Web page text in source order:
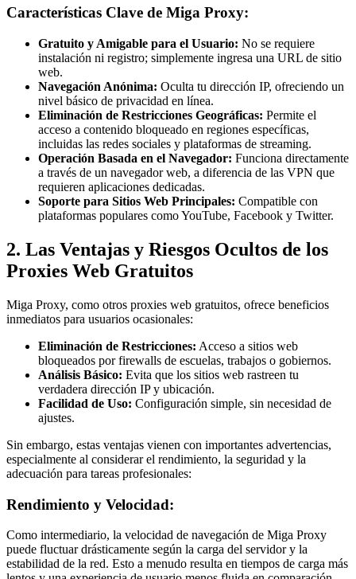
Características Clave de Miga Proxy:
Gratuito y Amigable para el Usuario: No se requiere
instalación ni registro; simplemente ingresa una URL de sitio
web.
Navegación Anónima: Oculta tu dirección IP, ofreciendo un
nivel básico de privacidad en línea.
Eliminación de Restricciones Geográficas: Permite el
acceso a contenido bloqueado en regiones específicas,
incluidas las redes sociales y plataformas de streaming.
Operación Basada en el Navegador: Funciona directamente
a través de un navegador web, a diferencia de las VPN que
requieren aplicaciones dedicadas.
Soporte para Sitios Web Principales: Compatible con
plataformas populares como YouTube, Facebook y Twitter.
2. Las Ventajas y Riesgos Ocultos de los
Proxies Web Gratuitos
Miga Proxy, como otros proxies web gratuitos, ofrece beneficios
inmediatos para usuarios ocasionales:
Eliminación de Restricciones: Acceso a sitios web
bloqueados por firewalls de escuelas, trabajos o gobiernos.
Análisis Básico: Evita que los sitios web rastreen tu
verdadera dirección IP y ubicación.
Facilidad de Uso: Configuración simple, sin necesidad de
ajustes.
Sin embargo, estas ventajas vienen con importantes advertencias,
especialmente al considerar el rendimiento, la seguridad y la
adecuación para tareas profesionales:
Rendimiento y Velocidad:
Como intermediario, la velocidad de navegación de Miga Proxy
puede fluctuar drásticamente según la carga del servidor y la
estabilidad de la red. Esto a menudo resulta en tiempos de carga más